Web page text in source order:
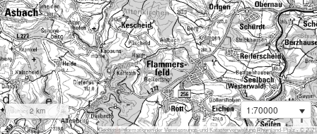
i
2 km 1:70000
Geobasisinformationen der Vermessungs-und Katasterverwaltung Rheinland-Pfalz - © 2021